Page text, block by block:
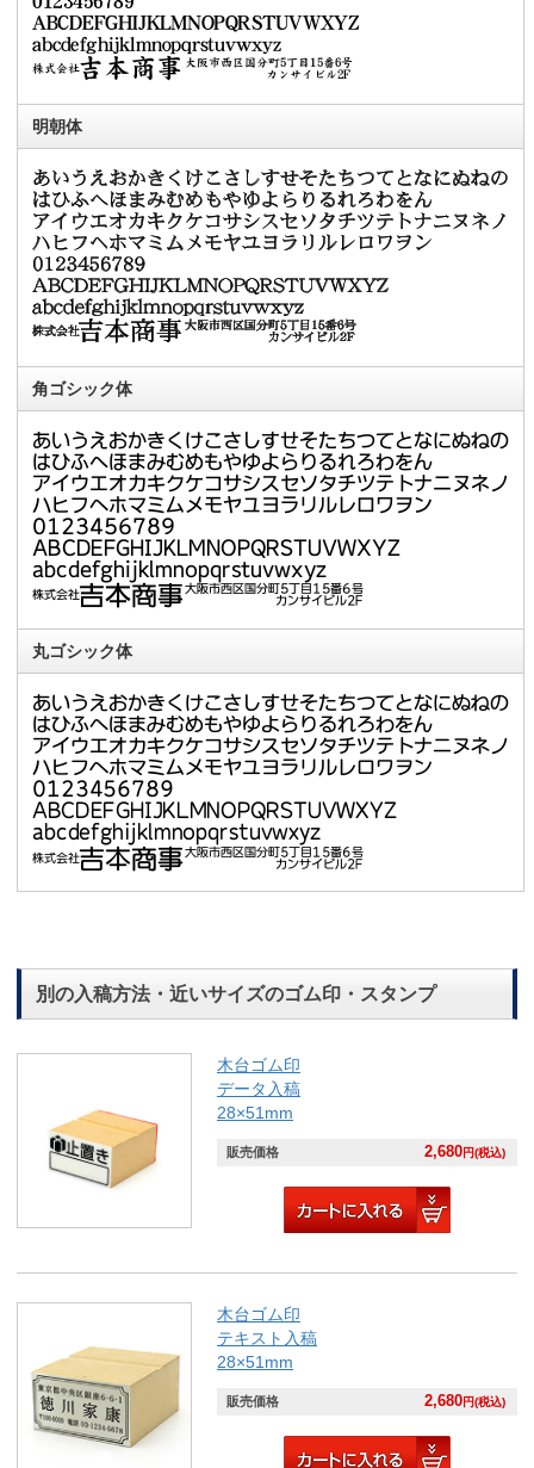
明朝体
角ゴシック体
丸ゴシック体
別の入稿方法・近いサイズのゴム印・スタンプ
木台ゴム印
データ入稿
28×51mm
販売価格 2,680円(税込)
木台ゴム印
テキスト入稿
28×51mm
販売価格 2,680円(税込)